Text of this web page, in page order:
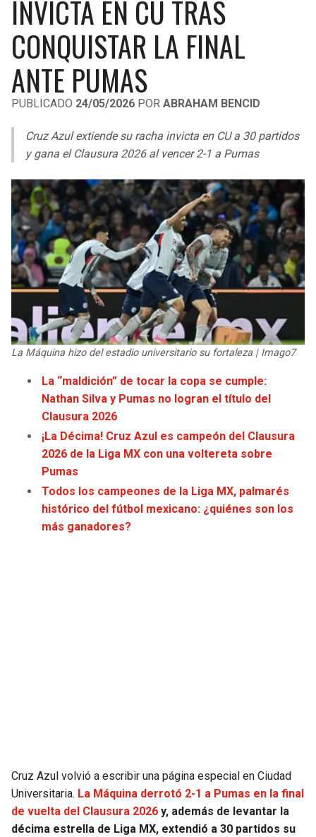
LIGA DE EXPANSIÓN MX
LEAGUES CUP
UEFA EUROPA LEAGUE
UEFA CONFERENCE LEAGUE
MLS
COPA LIBERTADORES
COPA SUDAMERICANA
OTRAS LIGAS
RAIDERS
CHARGERS
RAVENS
BROWNS
STEELERS
TEXANS
COLTS
JAGUARS
COWBOYS
GIANTS
EAGLES
COMMANDERS
PACKERS
VIKINGS
CAVALIERS
PISTONS
PACERS
HAWKS
HORNETS
HEAT
MAGIC
WIZARDS
CLIPPERS
LAKERS
SUNS
KINGS
TIMBERWOLVES
THUNDER
INVICTA EN CU TRAS
CONQUISTAR LA FINAL
ANTE PUMAS
PUBLICADO 24/05/2026 POR ABRAHAM BENCID
Cruz Azul extiende su racha invicta en CU a 30 partidos
y gana el Clausura 2026 al vencer 2-1 a Pumas
La Máquina hizo del estadio universitario su fortaleza | Imago7
La “maldición” de tocar la copa se cumple:
Nathan Silva y Pumas no logran el título del
Clausura 2026
¡La Décima! Cruz Azul es campeón del Clausura
2026 de la Liga MX con una voltereta sobre
Pumas
Todos los campeones de la Liga MX, palmarés
histórico del fútbol mexicano: ¿quiénes son los
más ganadores?
Cruz Azul volvió a escribir una página especial en Ciudad
Universitaria. La Máquina derrotó 2-1 a Pumas en la final
de vuelta del Clausura 2026 y, además de levantar la
décima estrella de Liga MX, extendió a 30 partidos su